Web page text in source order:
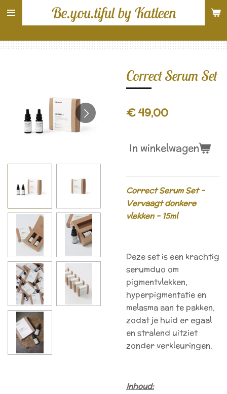
Ga
direct
de
Be.you.tiful by Katleen
Correct Serum Set
€ 49,00
In winkelwagen
Correct Serum Set -
Vervaagt donkere
vlekken - 15ml
Deze set is een krachtig
serumduo om
pigmentvlekken,
hyperpigmentatie en
melasma aan te pakken,
zodat je huid er egaal
en stralend uitziet
zonder verkleuringen.
Inhoud: